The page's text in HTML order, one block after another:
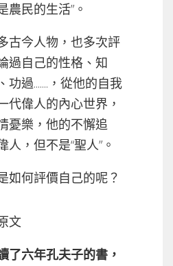
農民的生活”。
古今人物，也多次評
過自己的性格、知
功過.......，從他的自我
代偉人的內心世界，
憂樂，他的不懈追
，但不是“聖人”。
如何評價自己的呢？
文
了六年孔夫子的書，